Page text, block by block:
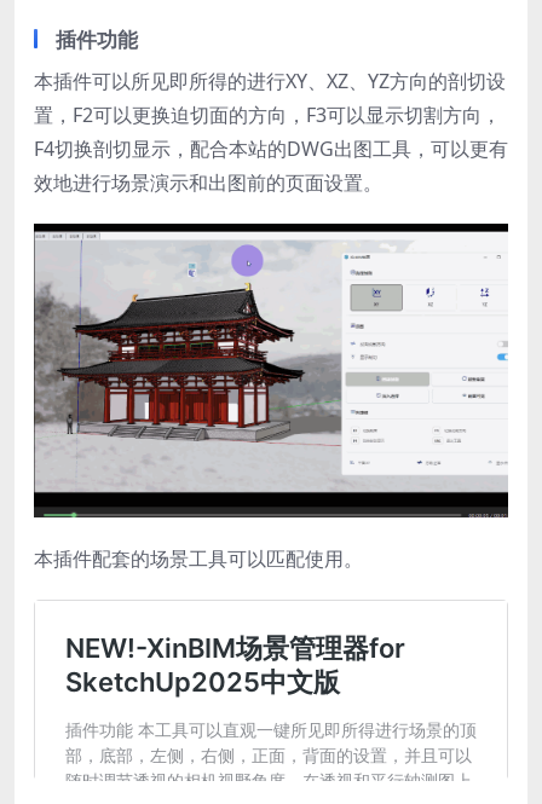
插件功能
本插件可以所见即所得的进行XY、XZ、YZ方向的剖切设
置，F2可以更换迫切面的方向，F3可以显示切割方向，
F4切换剖切显示，配合本站的DWG出图工具，可以更有
效地进行场景演示和出图前的页面设置。
本插件配套的场景工具可以匹配使用。